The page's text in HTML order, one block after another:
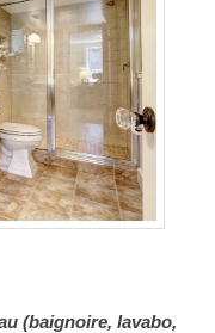
(baignoire, lavabo,